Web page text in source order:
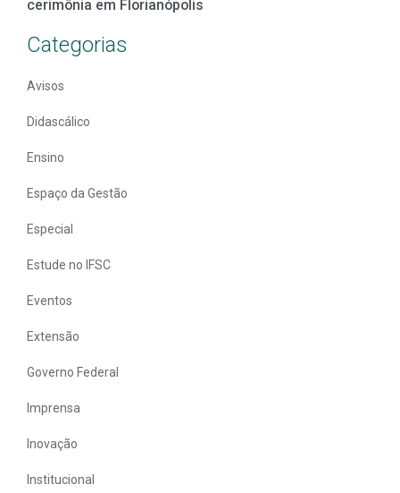
cerimônia em Florianópolis
Categorias
Avisos
Didascálico
Ensino
Espaço da Gestão
Especial
Estude no IFSC
Eventos
Extensão
Governo Federal
Imprensa
Inovação
Institucional